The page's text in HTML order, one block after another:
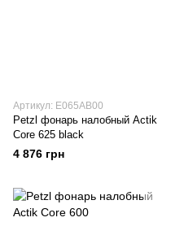
Артикул: E065AB00
Petzl фонарь налобный Actik
Core 625 black
4 876 грн